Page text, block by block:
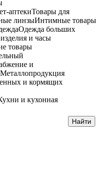
аптекиТовары для
линзыИнтимные товары
Одежда больших
и часы
товары
и
Металлопродукция
и кормящих
и кухонная